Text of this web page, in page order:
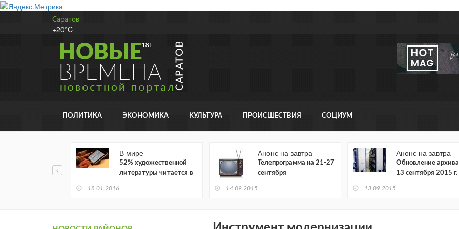
Саратов
+20°C
ПОЛИТИКА ЭКОНОМИКА КУЛЬТУРА ПРОИСШЕСТВИЯ СОЦИУМ
В мире
52% художественной
литературы читается в
18.01.2016
Анонс на завтра
Телепрограмма на 21-27
сентября
14.09.2015
Анонс на завтра
Обновление архива
13 сентября 2015 г.
13.09.2015